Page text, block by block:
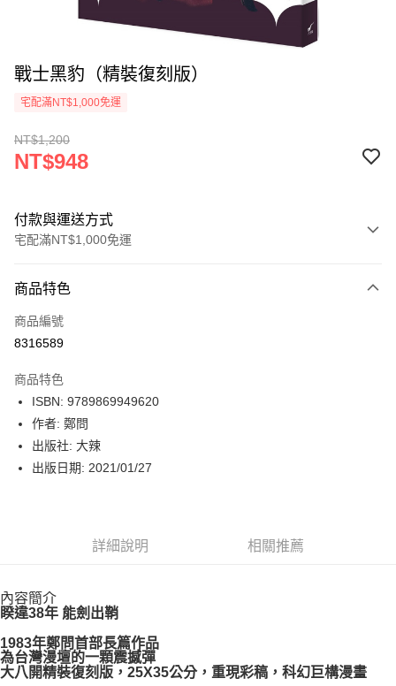
戰士黑豹（精裝復刻版）
宅配滿NT$1,000免運
NT$1,200
NT$948
付款與運送方式
宅配滿NT$1,000免運
icash Pay
信用卡一次付款
LINE Pay
Apple Pay
街口支付
博客來商品配送方式
每筆NT$80，滿NT$1,000(含以上)免運費
商品特色
商品編號
8316589
商品特色
ISBN: 9789869949620
作者: 鄭問
出版社: 大辣
出版日期: 2021/01/27
詳細說明 相關推薦
內容簡介
睽違38年 能劍出鞘
1983年鄭問首部長篇作品
為台灣漫壇的一顆震撼彈
大八開精裝復刻版，25X35公分，重現彩稿，科幻巨構漫畫